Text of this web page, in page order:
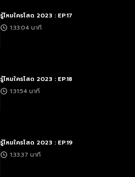
รู้ไหมใครโสด 2023 : EP.17
1:33:04 นาที
รู้ไหมใครโสด 2023 : EP.18
1:31:54 นาที
รู้ไหมใครโสด 2023 : EP.19
1:33:37 นาที